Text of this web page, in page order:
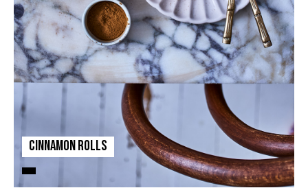
Cinnamon rolls